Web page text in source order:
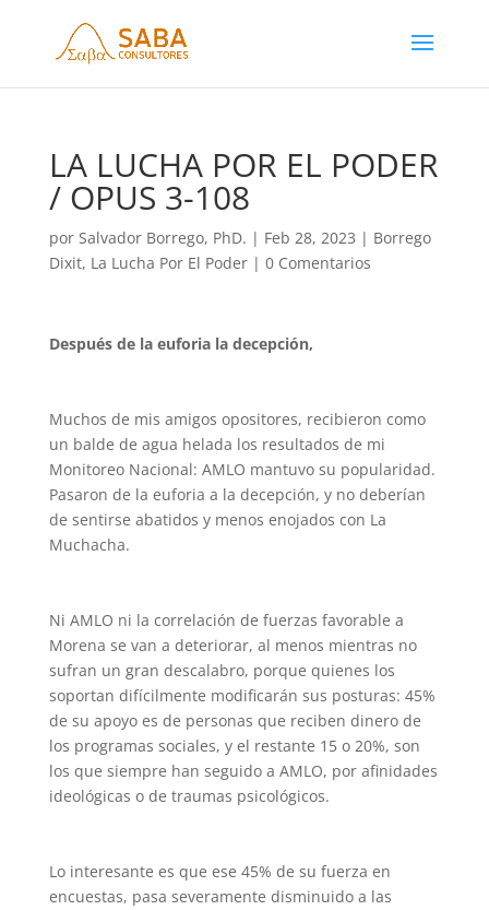
LA LUCHA POR EL PODER
/ OPUS 3-108
por Salvador Borrego, PhD. | Feb 28, 2023 | Borrego
Dixit, La Lucha Por El Poder| 0 Comentarios
Después de la euforia la decepción,
Muchos de mis amigos opositores, recibieron como
un balde de agua helada los resultados de mi
Monitoreo Nacional: AMLO mantuvo su popularidad.
Pasaron de la euforia a la decepción, y no deberían
de sentirse abatidos y menos enojados con La
Muchacha.
Ni AMLO ni la correlación de fuerzas favorable a
Morena se van a deteriorar, al menos mientras no
sufran un gran descalabro, porque quienes los
soportan difícilmente modificarán sus posturas: 45%
de su apoyo es de personas que reciben dinero de
los programas sociales, y el restante 15 o 20%, son
los que siempre han seguido a AMLO, por afinidades
ideológicas o de traumas psicológicos.
Lo interesante es que ese 45% de su fuerza en
encuestas, pasa severamente disminuido a las